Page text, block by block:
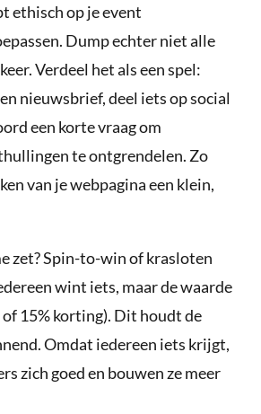
ethisch op je event
Dump echter niet alle
Verdeel het als een spel:
nieuwsbrief, deel iets op social
een korte vraag om
te ontgrendelen. Zo
van je webpagina een klein,
zet? Spin-to-win of krasloten
wint iets, maar de waarde
15% korting). Dit houdt de
Omdat iedereen iets krijgt,
zich goed en bouwen ze meer